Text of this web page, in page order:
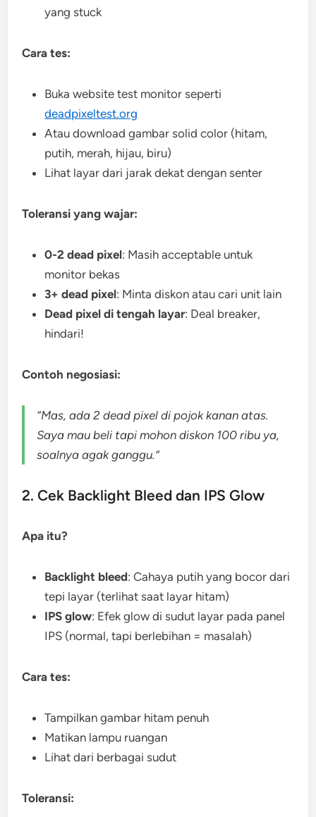
yang stuck
Cara tes:
Buka website test monitor seperti
deadpixeltest.org
Atau download gambar solid color (hitam,
putih, merah, hijau, biru)
Lihat layar dari jarak dekat dengan senter
Toleransi yang wajar:
0-2 dead pixel: Masih acceptable untuk
monitor bekas
3+ dead pixel: Minta diskon atau cari unit lain
Dead pixel di tengah layar: Deal breaker,
hindari!
Contoh negosiasi:
“Mas, ada 2 dead pixel di pojok kanan atas.
Saya mau beli tapi mohon diskon 100 ribu ya,
soalnya agak ganggu.”
2. Cek Backlight Bleed dan IPS Glow
Apa itu?
Backlight bleed: Cahaya putih yang bocor dari
tepi layar (terlihat saat layar hitam)
IPS glow: Efek glow di sudut layar pada panel
IPS (normal, tapi berlebihan = masalah)
Cara tes:
Tampilkan gambar hitam penuh
Matikan lampu ruangan
Lihat dari berbagai sudut
Toleransi: